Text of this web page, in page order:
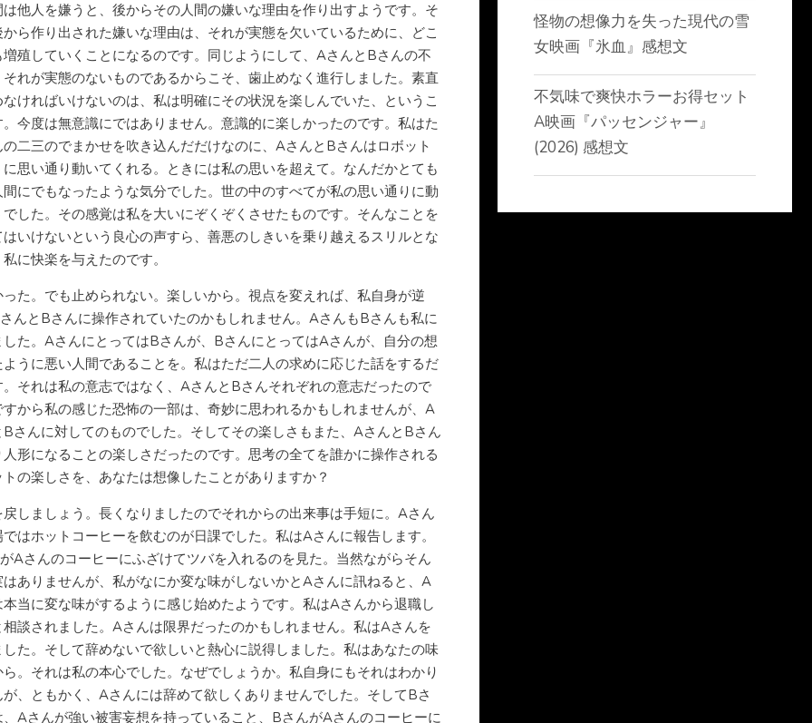
他人を嫌うと、後からその人間の嫌いな理由を作り出すようです。そ
ら作り出された嫌いな理由は、それが実態を欠いているために、どこ
殖していくことになるのです。同じようにして、AさんとBさんの不
れが実態のないものであるからこそ、歯止めなく進行しました。素直
ければいけないのは、私は明確にその状況を楽しんでいた、というこ
今度は無意識にではありません。意識的に楽しかったのです。私はた
二三のでまかせを吹き込んだだけなのに、AさんとBさんはロボット
思い通り動いてくれる。ときには私の思いを超えて。なんだかとても
にでもなったような気分でした。世の中のすべてが私の思い通りに動
した。その感覚は私を大いにぞくぞくさせたものです。そんなことを
いけないという良心の声すら、善悪のしきいを乗り越えるスリルとな
に快楽を与えたのです。
た。でも止められない。楽しいから。視点を変えれば、私自身が逆
んとBさんに操作されていたのかもしれません。AさんもBさんも私に
した。AさんにとってはBさんが、BさんにとってはAさんが、自分の想
うに悪い人間であることを。私はただ二人の求めに応じた話をするだ
。それは私の意志ではなく、AさんとBさんそれぞれの意志だったので
から私の感じた恐怖の一部は、奇妙に思われるかもしれませんが、A
Bさんに対してのものでした。そしてその楽しさもまた、AさんとBさん
形になることの楽しさだったのです。思考の全てを誰かに操作される
の楽しさを、あなたは想像したことがありますか？
しましょう。長くなりましたのでそれからの出来事は手短に。Aさん
はホットコーヒーを飲むのが日課でした。私はAさんに報告します。
Aさんのコーヒーにふざけてツバを入れるのを見た。当然ながらそん
はありませんが、私がなにか変な味がしないかとAさんに訊ねると、A
当に変な味がするように感じ始めたようです。私はAさんから退職し
談されました。Aさんは限界だったのかもしれません。私はAさんを
た。そして辞めないで欲しいと熱心に説得しました。私はあなたの味
。それは私の本心でした。なぜでしょうか。私自身にもそれはわかり
、ともかく、Aさんには辞めて欲しくありませんでした。そしてBさ
、Aさんが強い被害妄想を持っていること、BさんがAさんのコーヒーに
怪物の想像力を失った現代の雪
女映画『氷血』感想文
不気味で爽快ホラーお得セット
A映画『パッセンジャー』
(2026) 感想文